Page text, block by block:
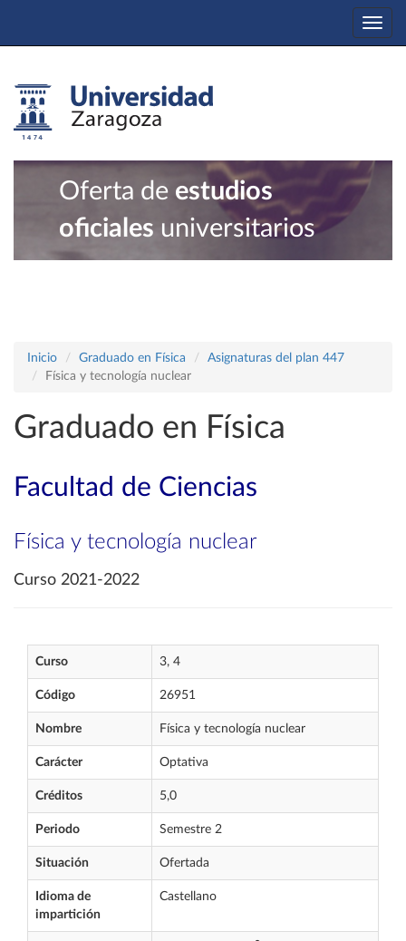
Oferta de estudios
oficiales universitarios
Inicio Graduado en Física
Asignaturas del plan 447
Física y tecnología nuclear
Graduado en Física
Facultad de Ciencias
Física y tecnología nuclear
Curso 2021-2022
Curso 3, 4
Código 26951
Nombre Física y tecnología nuclear
Carácter Optativa
Créditos 5,0
Periodo Semestre 2
Situación Ofertada
Idioma de
impartición
Castellano